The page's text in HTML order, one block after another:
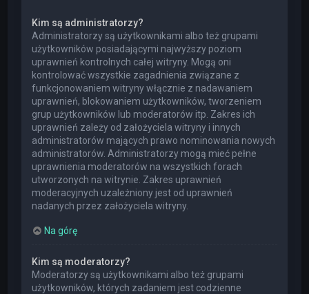
Kim są administratorzy?
Administratorzy są użytkownikami albo też grupami
użytkowników posiadającymi najwyższy poziom
uprawnień kontrolnych całej witryny. Mogą oni
kontrolować wszystkie zagadnienia związane z
funkcjonowaniem witryny włącznie z nadawaniem
uprawnień, blokowaniem użytkowników, tworzeniem
grup użytkowników lub moderatorów itp. Zakres ich
uprawnień zależy od założyciela witryny i innych
administratorów mających prawo nominowania nowych
administratorów. Administratorzy mogą mieć pełne
uprawnienia moderatorów na wszystkich forach
utworzonych na witrynie. Zakres uprawnień
moderacyjnych uzależniony jest od uprawnień
nadanych przez założyciela witryny.
Na górę
Kim są moderatorzy?
Moderatorzy są użytkownikami albo też grupami
użytkowników, których zadaniem jest codzienne